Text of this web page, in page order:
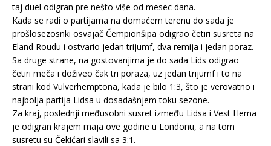
taj duel odigran pre nešto više od mesec dana.
Kada se radi o partijama na domaćem terenu do sada je
prošlosezosnki osvajač Čempionšipa odigrao četiri susreta na
Eland Roudu i ostvario jedan trijumf, dva remija i jedan poraz.
Sa druge strane, na gostovanjima je do sada Lids odigrao
četiri meča i doživeo čak tri poraza, uz jedan trijumf i to na
strani kod Vulverhemptona, kada je bilo 1:3, što je verovatno i
najbolja partija Lidsa u dosadašnjem toku sezone.
Za kraj, poslednji međusobni susret između Lidsa i Vest Hema
je odigran krajem maja ove godine u Londonu, a na tom
susretu su Čekićari slavili sa 3:1.